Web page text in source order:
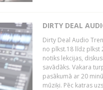
DIRTY DEAL
Dirty Deal Audio
no plkst.18 līdz plkst
notiks lekcijas,
savādāks. Vakara
pasākumā ar 20
mūziķi. Pēc katras